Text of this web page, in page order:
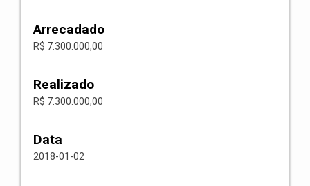
Arrecadado
R$ 7.300.000,00
Realizado
R$ 7.300.000,00
Data
2018-01-02